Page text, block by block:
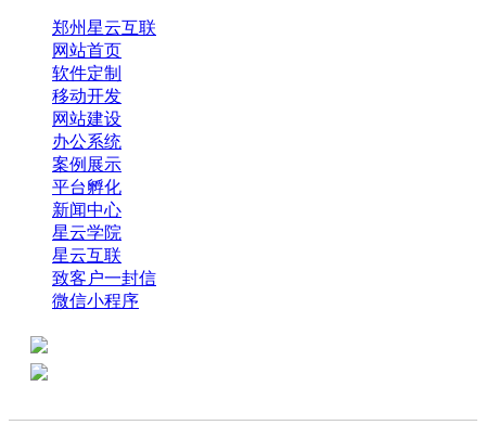
郑州星云互联
网站首页
软件定制
移动开发
网站建设
办公系统
案例展示
平台孵化
新闻中心
星云学院
星云互联
致客户一封信
微信小程序